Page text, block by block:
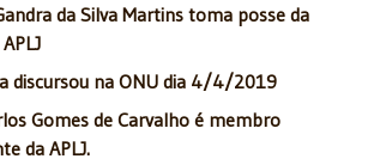
da Silva Martins toma posse da
discursou na ONU dia 4/4/2019
Gomes de Carvalho é membro
da APLJ.